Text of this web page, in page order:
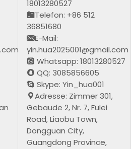
18013280527
Telefon: +86 512
36851680
E-Mail:
yin.hua2025001@gmail.com
Whatsapp: 18013280527
QQ: 3085856605
Skype: Yin_hua001
Adresse: Zimmer 301,
Gebäude 2, Nr. 7, Fulei
Road, Liaobu Town,
Dongguan City,
Guangdong Province,